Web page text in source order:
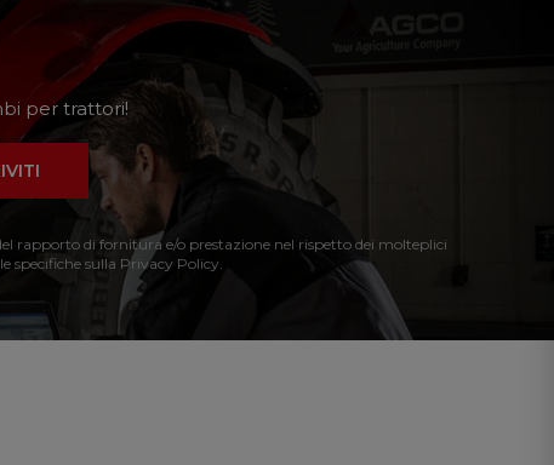
per trattori!
rapporto di fornitura e/o prestazione nel rispetto dei molteplici
specifiche sulla Privacy Policy.